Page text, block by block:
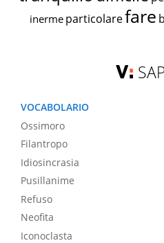
inerme particolarefare
VOCABOLARIO
Ossimoro
Filantropo
Idiosincrasia
Pusillanime
Refuso
Neofita
Iconoclasta